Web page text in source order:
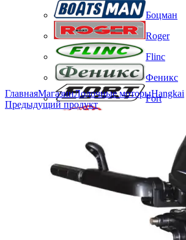
Боцман
Roger
Flinc
Феникс
Fort
BoatMaster
Солар
Energy
Breeze
Нажмите, чтобы увеличить изображение
ГлавнаяМагазинЛодочные моторыHangkai
Предыдущий продукт